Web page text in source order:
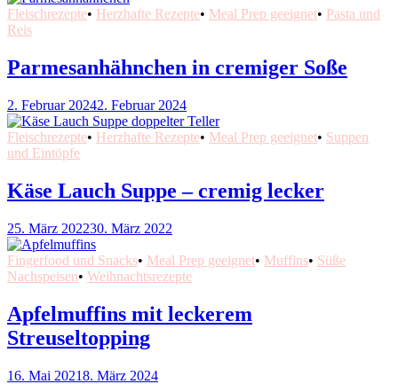
Fleischrezepte• Herzhafte Rezepte• Meal Prep geeignet• Pasta und
Reis
Parmesanhähnchen in cremiger Soße
2. Februar 20242. Februar 2024
Fleischrezepte• Herzhafte Rezepte• Meal Prep geeignet• Suppen
und Eintöpfe
Käse Lauch Suppe – cremig lecker
25. März 202230. März 2022
Fingerfood und Snacks• Meal Prep geeignet• Muffins• Süße
Nachspeisen• Weihnachtsrezepte
Apfelmuffins mit leckerem
Streuseltopping
16. Mai 20218. März 2024